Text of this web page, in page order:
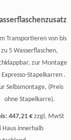
Transportieren von bis
zu 5 Wasserflaschen,
zur Montage
Expresso-Stapelkarren .
Selbsmontage, (Preis
ohne Stapelkarre).
447,21 € zzgl. MwSt
Haus innerhalb